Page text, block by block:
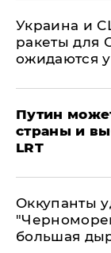
Украина и
ракеты для
ожидаются
Путин
страны и
LRT
Оккупанты
большая